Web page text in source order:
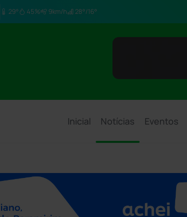
29° 45% 9km/h 28°/16°
Inicial Notícias Eventos